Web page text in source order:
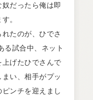
だったら俺は即
。
たのが、ひでさ
る試合中、ネット
げたひでさんで
い、相手がプッ
ンチを迎えまし